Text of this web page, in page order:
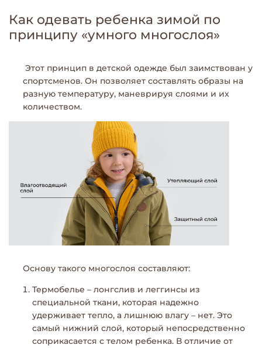
Как одевать ребенка зимой по
принципу «умного многослоя»
Этот принцип в детской одежде был заимствован у
спортсменов. Он позволяет составлять образы на
разную температуру, маневрируя слоями и их
количеством.
Основу такого многослоя составляют:
Термобелье – лонгслив и леггинсы из
специальной ткани, которая надежно
удерживает тепло, а лишнюю влагу – нет. Это
самый нижний слой, который непосредственно
соприкасается с телом ребенка. В отличие от